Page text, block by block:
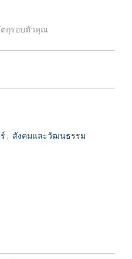
ตถุรอบตัวคุณ
, สังคมและวัฒนธรรม